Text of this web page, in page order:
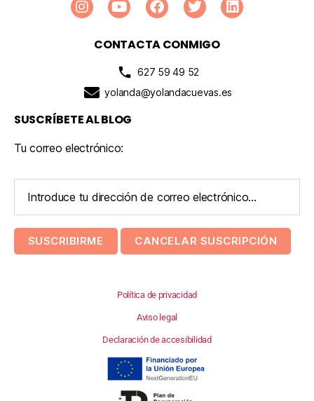
CONTACTA CONMIGO
627 59 49 52
yolanda@yolandacuevas.es
SUSCRÍBETE AL BLOG
Tu correo electrónico:
Política de privacidad
Aviso legal
Declaración de accesibilidad